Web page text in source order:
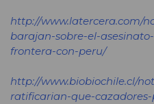
http://www.latercera.com/
barajan-sobre-el-
frontera-con-peru/
http://www.biobiochile.cl/
ratificarian-que-